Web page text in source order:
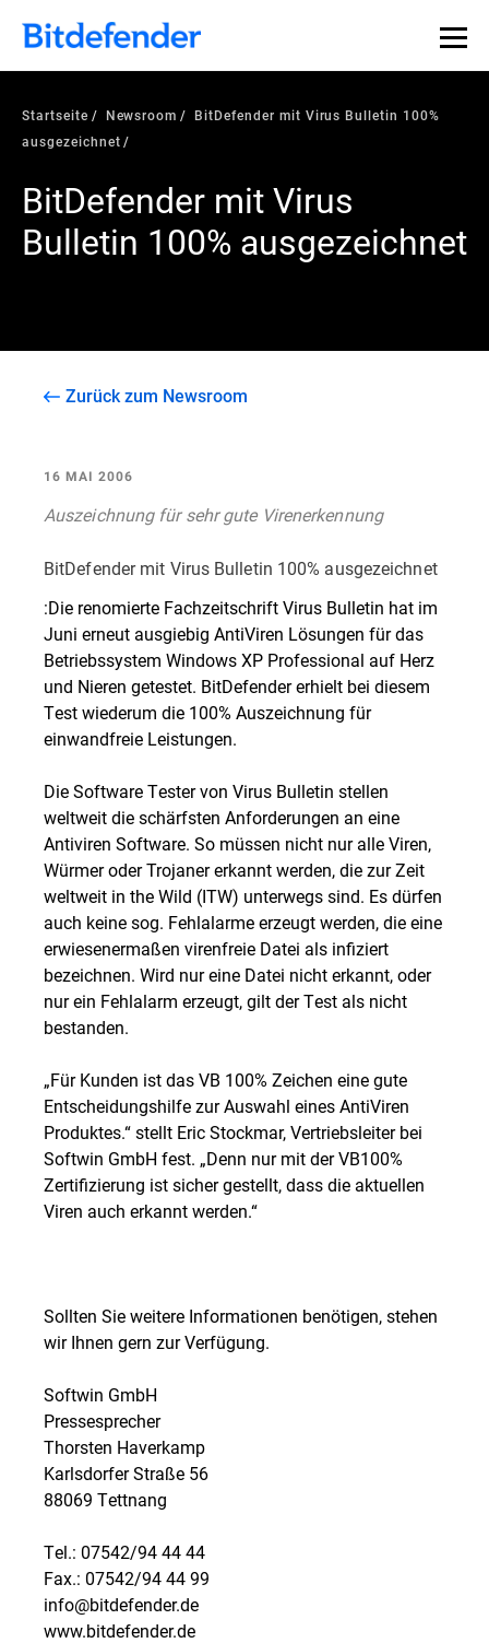
Startseite Newsroom
BitDefender mit Virus Bulletin 100%
ausgezeichnet
BitDefender mit Virus
Bulletin 100% ausgezeichnet
Zurück zum Newsroom
16 MAI 2006
Auszeichnung für sehr gute Virenerkennung
BitDefender mit Virus Bulletin 100% ausgezeichnet
:Die renomierte Fachzeitschrift Virus Bulletin hat im
Juni erneut ausgiebig AntiViren Lösungen für das
Betriebssystem Windows XP Professional auf Herz
und Nieren getestet. BitDefender erhielt bei diesem
Test wiederum die 100% Auszeichnung für
einwandfreie Leistungen.
Die Software Tester von Virus Bulletin stellen
weltweit die schärfsten Anforderungen an eine
Antiviren Software. So müssen nicht nur alle Viren,
Würmer oder Trojaner erkannt werden, die zur Zeit
weltweit in the Wild (ITW) unterwegs sind. Es dürfen
auch keine sog. Fehlalarme erzeugt werden, die eine
erwiesenermaßen virenfreie Datei als infiziert
bezeichnen. Wird nur eine Datei nicht erkannt, oder
nur ein Fehlalarm erzeugt, gilt der Test als nicht
bestanden.
„Für Kunden ist das VB 100% Zeichen eine gute
Entscheidungshilfe zur Auswahl eines AntiViren
Produktes.“ stellt Eric Stockmar, Vertriebsleiter bei
Softwin GmbH fest. „Denn nur mit der VB100%
Zertifizierung ist sicher gestellt, dass die aktuellen
Viren auch erkannt werden.“
Sollten Sie weitere Informationen benötigen, stehen
wir Ihnen gern zur Verfügung.
Softwin GmbH
Pressesprecher
Thorsten Haverkamp
Karlsdorfer Straße 56
88069 Tettnang
Tel.: 07542/94 44 44
Fax.: 07542/94 44 99
info@bitdefender.de
www.bitdefender.de